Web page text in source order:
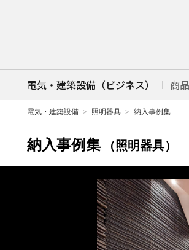
電気・建築設備（ビジネス） 商
電気・建築設備 照明器具 納入事例集
納入事例集 （照明器具）